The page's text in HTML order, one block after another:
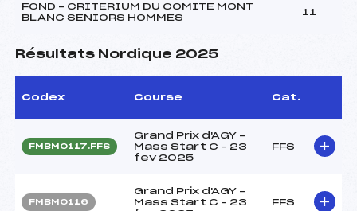
FOND – CRITERIUM DU COMITE MONT
BLANC SENIORS HOMMES
11
Résultats Nordique 2025
Codex Course Cat.
FMBM0117.FFS
Grand Prix d'AGY –
Mass Start C – 23
fev 2025
FFS
FMBM0116
Grand Prix d'AGY –
Mass Start C – 23
FFS